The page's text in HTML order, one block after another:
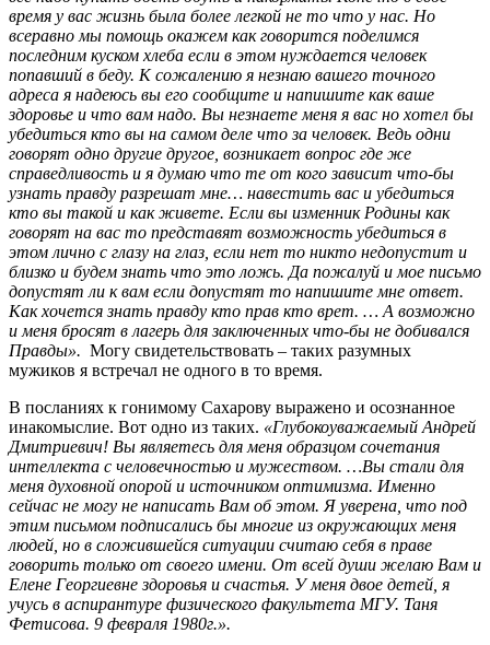
время у вас жизнь была более легкой не то что у нас. Но
всеравно мы помощь окажем как говорится поделимся
последним куском хлеба если в этом нуждается человек
попавший в беду. К сожалению я незнаю вашего точного
адреса я надеюсь вы его сообщите и напишите как ваше
здоровье и что вам надо. Вы незнаете меня я вас но хотел бы
убедиться кто вы на самом деле что за человек. Ведь одни
говорят одно другие другое, возникает вопрос где же
справедливость и я думаю что те от кого зависит что-бы
узнать правду разрешат мне… навестить вас и убедиться
кто вы такой и как живете. Если вы изменник Родины как
говорят на вас то представят возможность убедиться в
этом лично с глазу на глаз, если нет то никто недопустит и
близко и будем знать что это ложь. Да пожалуй и мое письмо
допустят ли к вам если допустят то напишите мне ответ.
Как хочется знать правду кто прав кто врет. … А возможно
и меня бросят в лагерь для заключенных что-бы не добивался
Правды». Могу свидетельствовать – таких разумных
мужиков я встречал не одного в то время.
В посланиях к гонимому Сахарову выражено и осознанное
инакомыслие. Вот одно из таких. «Глубокоуважаемый Андрей
Дмитриевич! Вы являетесь для меня образцом сочетания
интеллекта с человечностью и мужеством. …Вы стали для
меня духовной опорой и источником оптимизма. Именно
сейчас не могу не написать Вам об этом. Я уверена, что под
этим письмом подписались бы многие из окружающих меня
людей, но в сложившейся ситуации считаю себя в праве
говорить только от своего имени. От всей души желаю Вам и
Елене Георгиевне здоровья и счастья. У меня двое детей, я
учусь в аспирантуре физического факультета МГУ. Таня
Фетисова. 9 февраля 1980г.».